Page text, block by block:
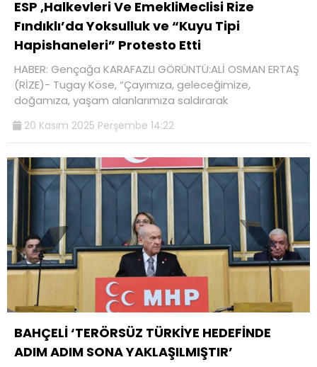
ESP ,Halkevleri Ve EmekliMeclisi Rize
Fındıklı’da Yoksulluk ve “Kuyu Tipi
Hapishaneleri” Protesto Etti
HABER: Gençağa KARAFAZLI GÖRÜNTÜ:ALİ OSMAN ERTAŞ
(RİZE)- Tugay Köse, “Çayımıza, geleceğimize,
doğamıza, yaşam alanlarımıza saldırarak
20 Kasım 2025 Perşembe 14:22
BAHÇELİ ‘TERÖRSÜZ TÜRKİYE HEDEFİNDE
ADIM ADIM SONA YAKLAŞILMIŞTIR’